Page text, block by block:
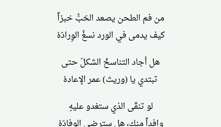
من فم الطحن يصعد الحَبُّ خبزاً
كيف يدمى في الورد نسغُ الوِرادَهْ
هل أجاد التناسخُ الشكلَ حتى
تبتدي يا (وريث) عمر الإعادهْ
لو تنقّى الذي ستغدو عليهِ
وافداً منك، هل سترضى الوفادَهْ